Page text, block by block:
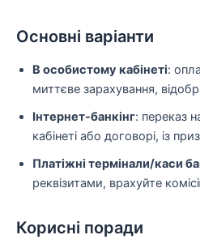
Основні варіанти
В особистому кабінеті:
миттєве зарахування,
Інтернет-банкінг: переказ
кабінеті або договорі, із
Платіжні термінали/каси
реквізитами, врахуйте
Корисні поради